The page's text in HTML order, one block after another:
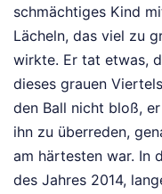
schmächtiges Kind
Lächeln, das viel zu
wirkte. Er tat etwas,
dieses grauen
den Ball nicht bloß,
ihn zu überreden,
am härtesten war. In
des Jahres 2014,